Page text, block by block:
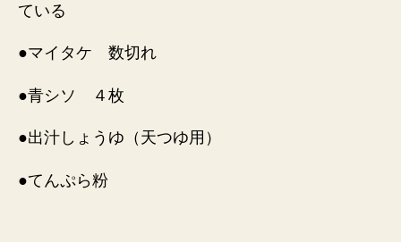
ている
●マイタケ 数切れ
●青シソ ４枚
●出汁しょうゆ（天つゆ用）
●てんぷら粉